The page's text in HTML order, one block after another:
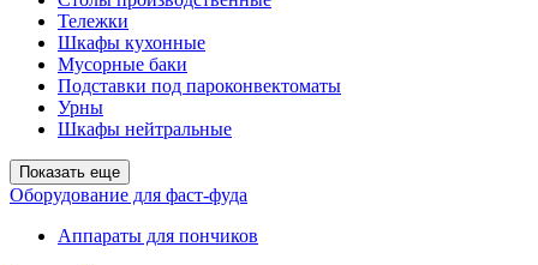
Тележки
Шкафы кухонные
Мусорные баки
Подставки под пароконвектоматы
Урны
Шкафы нейтральные
Показать еще
Оборудование для фаст-фуда
Аппараты для пончиков